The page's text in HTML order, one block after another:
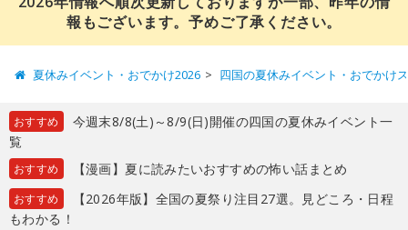
報もございます。予めご了承ください。
夏休みイベント・おでかけ2026 四国の夏休みイベント・おでかけ
おすすめ
今週末8/8(土)～8/9(日)開催の四国の夏休みイベント一
覧
おすすめ 【漫画】夏に読みたいおすすめの怖い話まとめ
おすすめ
【2026年版】全国の夏祭り注目27選。見どころ・日程
もわかる！